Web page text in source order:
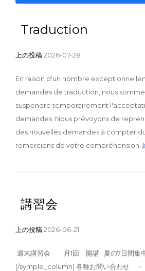
Traduction
上の投稿2026-07-28
En raison d'un nombre
demandes de traduction, nous
suspendre temporairement
demandes. Nous prévoyons de
des nouvelles demandes à compter
remercions de votre compréhension.
講習会
上の投稿2026-06-21
週末講習会 月1回 開講 夏の7日間集
[/symple_column] 各種お問い合わせ